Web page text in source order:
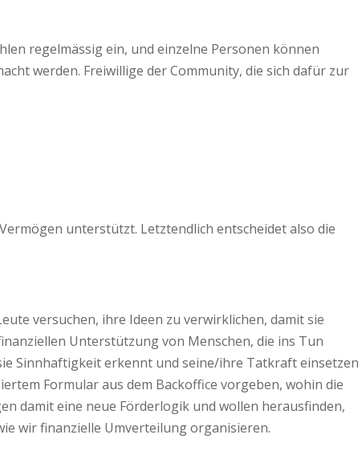
regelmässig ein, und einzelne Personen können
werden. Freiwillige der Community, die sich dafür zur
unterstützt. Letztendlich entscheidet also die
versuchen, ihre Ideen zu verwirklichen, damit sie
Unterstützung von Menschen, die ins Tun
Sinnhaftigkeit erkennt und seine/ihre Tatkraft einsetzen
Formular aus dem Backoffice vorgeben, wohin die
damit eine neue Förderlogik und wollen herausfinden,
wir finanzielle Umverteilung organisieren.